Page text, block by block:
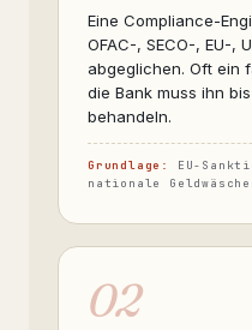
Eine Compliance-
OFAC-, SECO-, EU-,
abgeglichen. Oft
die Bank muss ihn
behandeln.
Grundlage:
EU-
nationale
02